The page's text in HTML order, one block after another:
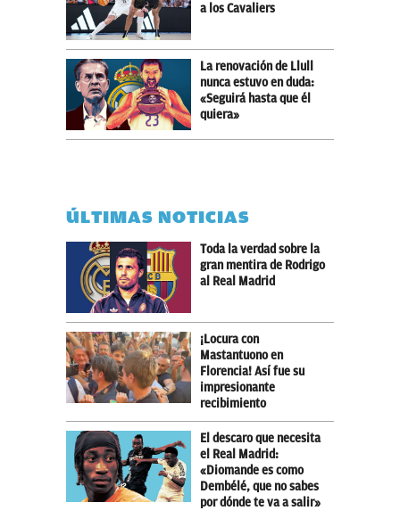
a los Cavaliers
La renovación de Llull
nunca estuvo en duda:
«Seguirá hasta que él
quiera»
ÚLTIMAS NOTICIAS
Toda la verdad sobre la
gran mentira de Rodrigo
al Real Madrid
¡Locura con
Mastantuono en
Florencia! Así fue su
impresionante
recibimiento
El descaro que necesita
el Real Madrid:
«Diomande es como
Dembélé, que no sabes
por dónde te va a salir»